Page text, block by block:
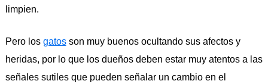
limpien.
Pero los gatosson muy buenos ocultando sus afectos y
heridas, por lo que los dueños deben estar muy atentos a las
señales sutiles que pueden señalar un cambio en el